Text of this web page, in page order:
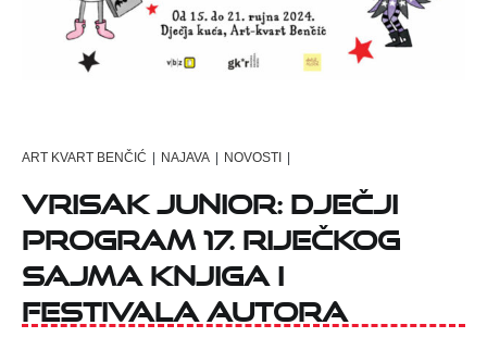
ART KVART BENČIĆ | NAJAVA | NOVOSTI |
Vrisak Junior: dječji
program 17. riječkog
sajma knjiga i
festivala autora